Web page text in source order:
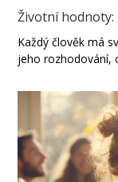
Životní hodnoty:
Každý člověk má
jeho rozhodování,